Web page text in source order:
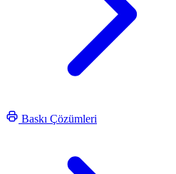
Baskı Çözümleri